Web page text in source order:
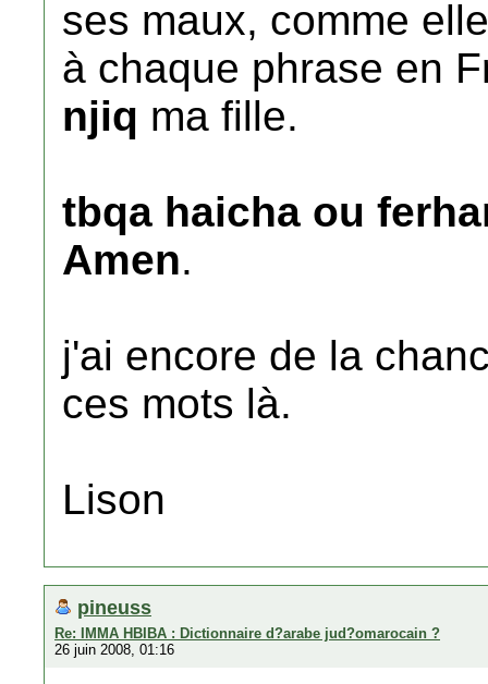
ses maux, comme
à chaque phrase en
njiq ma fille.
tbqa haicha ou
Amen.
j'ai encore de la
ces mots là.
Lison
pineuss
Re: IMMA HBIBA : Dictionnaire d?arabe jud?omarocain ?
26 juin 2008, 01:16